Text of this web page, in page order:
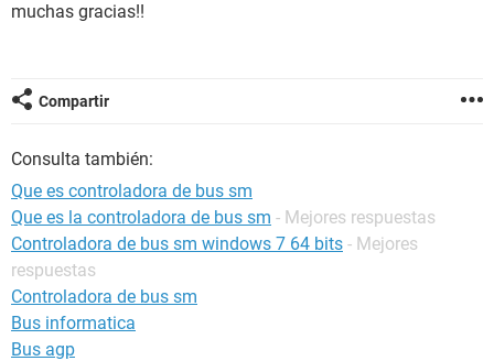
muchas gracias!!
Compartir
Consulta también:
Que es controladora de bus sm
Que es la controladora de bus sm - Mejores respuestas
Controladora de bus sm windows 7 64 bits - Mejores
respuestas
Controladora de bus sm
Bus informatica
Bus agp